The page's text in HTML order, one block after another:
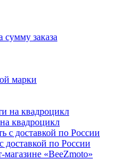
заказа
марки
квадроцикл
доставкой по России